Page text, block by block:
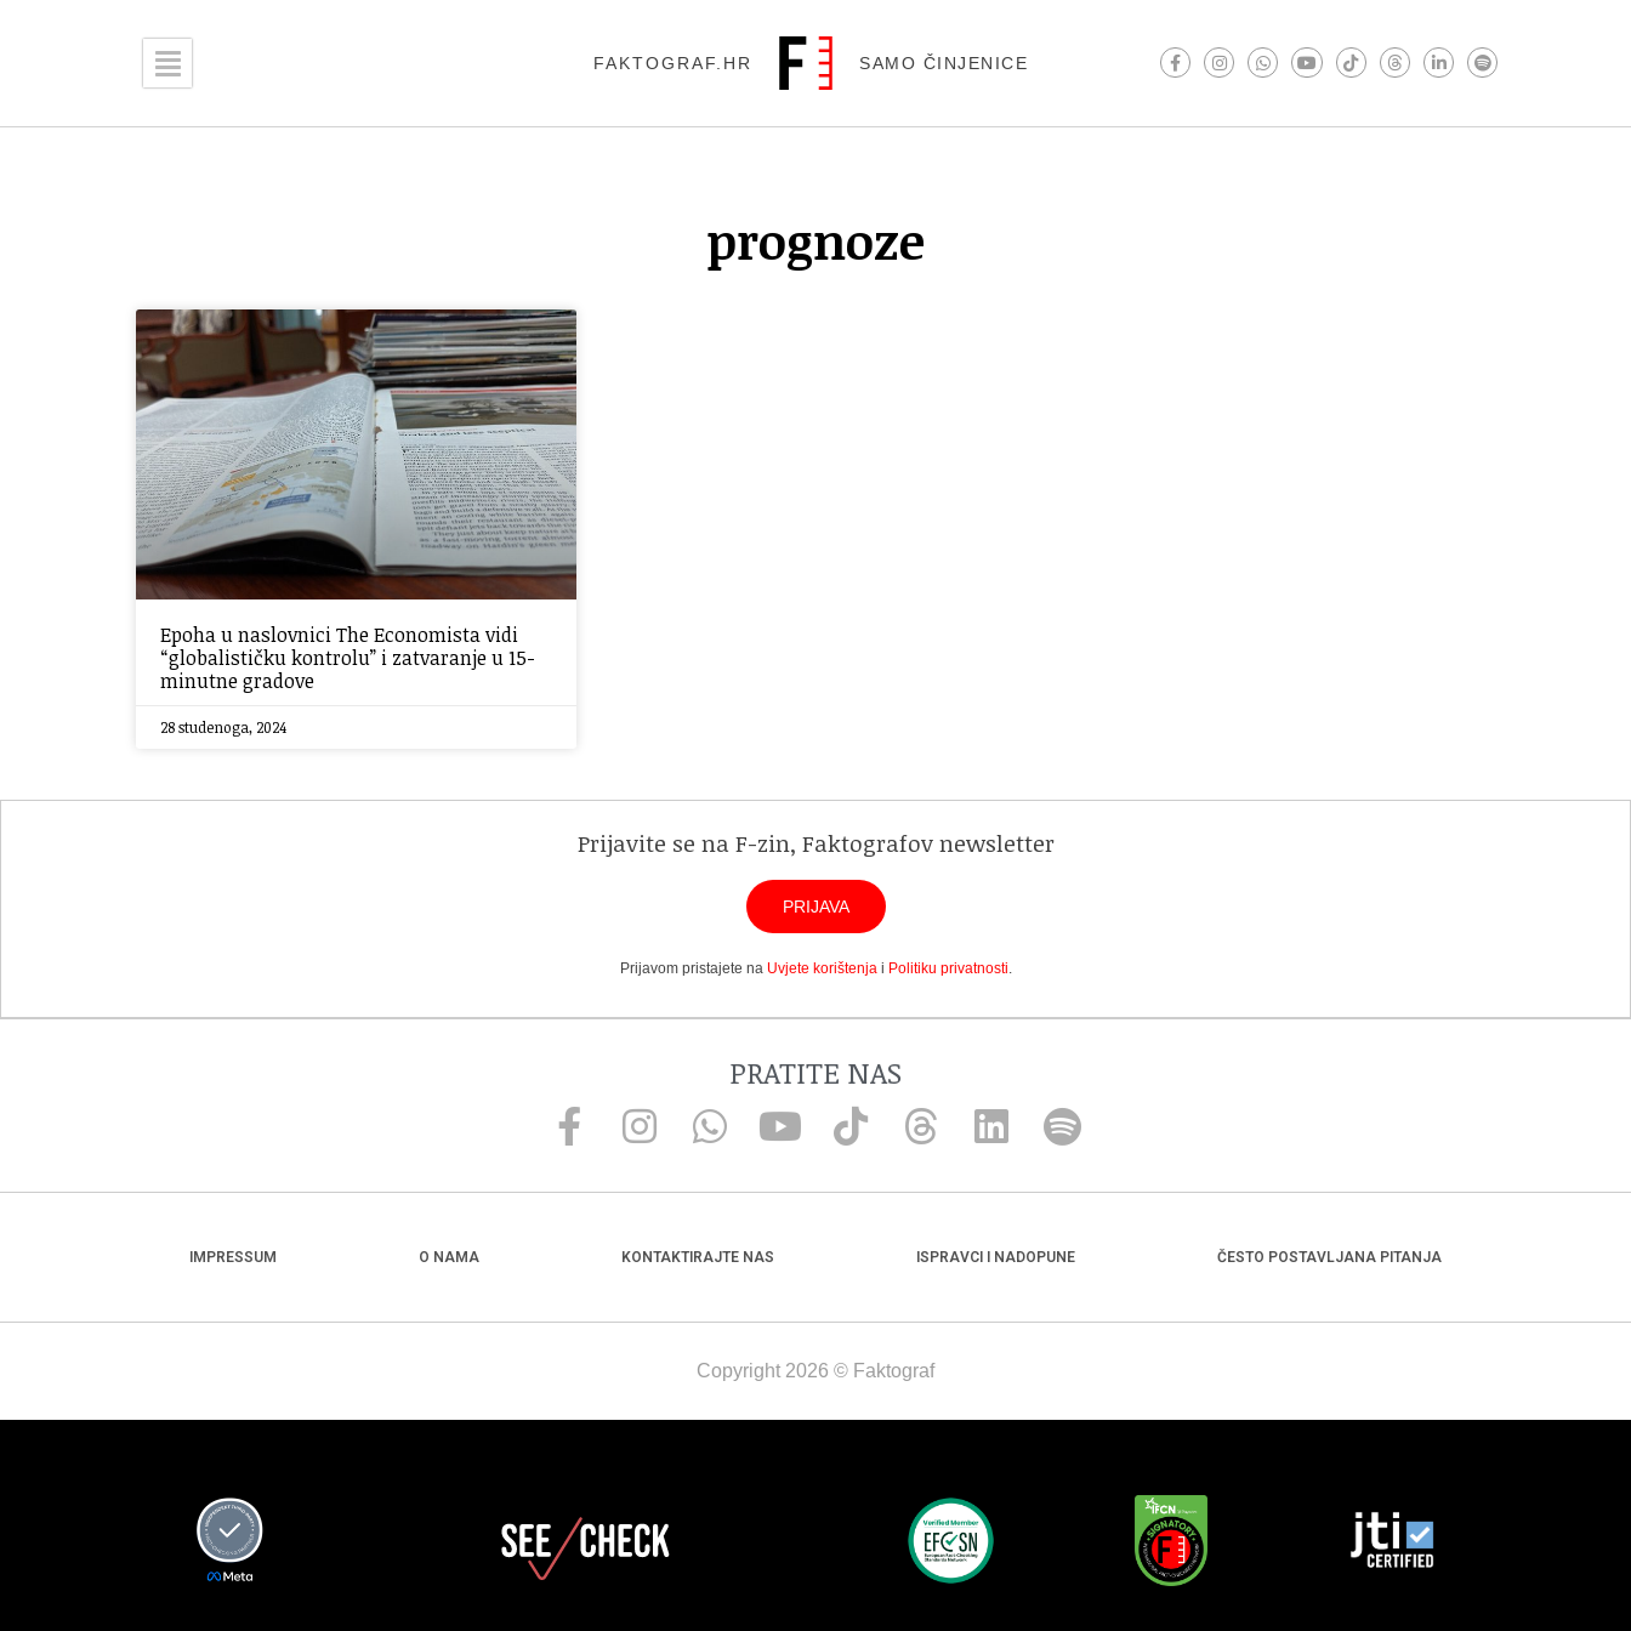
FAKTOGRAF.HR SAMO ČINJENICE
prognoze
Epoha u naslovnici The Economista vidi
“globalističku kontrolu” i zatvaranje u 15-
minutne gradove
28 studenoga, 2024
Prijavite se na F-zin, Faktografov newsletter
PRIJAVA
Prijavom pristajete na Uvjete korištenjai Politiku privatnosti.
PRATITE NAS
IMPRESSUM O NAMA KONTAKTIRAJTE NAS ISPRAVCI I NADOPUNE ČESTO POSTAVLJANA PITANJA
Copyright 2026 © Faktograf